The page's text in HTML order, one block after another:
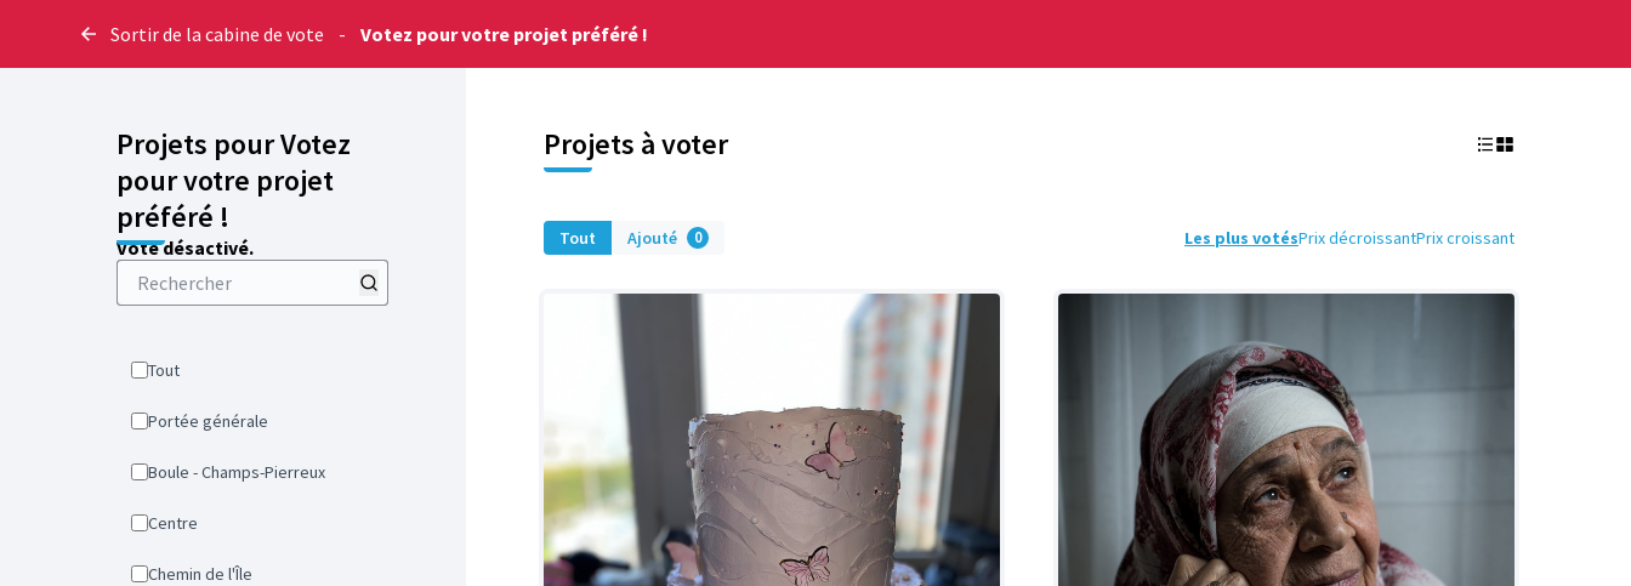
Sortir de la cabine de vote - Votez pour votre projet préféré !
Projets pour Votez
pour votre projet
préféré !
Vote désactivé.
Tout
Portée générale
Boule - Champs-Pierreux
Centre
Chemin de l'Île
Projets à voter
Tout Ajouté 0 Les plus votésPrix décroissantPrix croissant